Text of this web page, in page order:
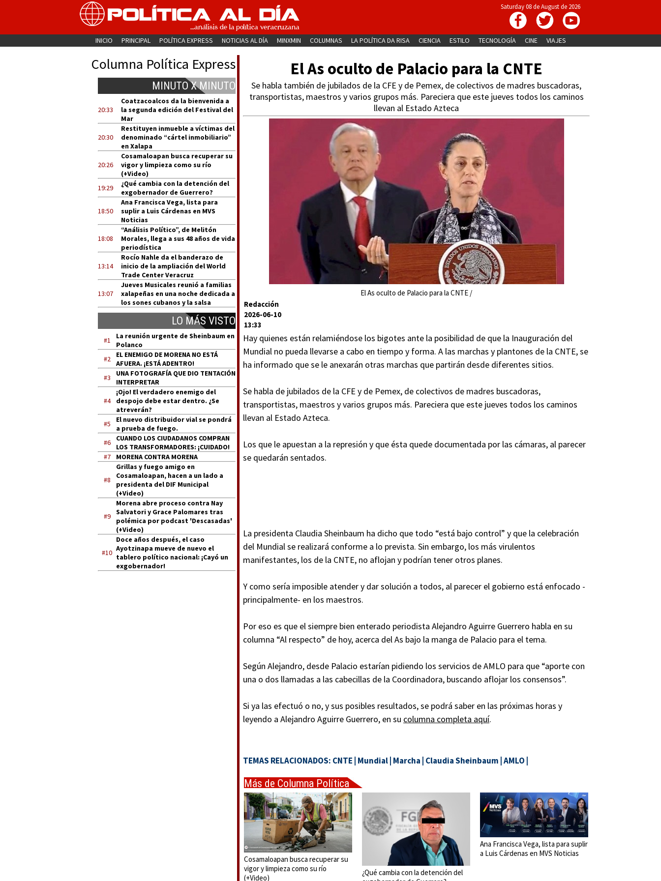
Saturday 08 de August de 2026
INICIO PRINCIPAL POLÍTICA EXPRESS NOTICIAS AL DÍA MINXMIN COLUMNAS LA POLÍTICA DA RISA CIENCIA ESTILO TECNOLOGÍA CINE VIAJES
Columna Política Express
MINUTO X MINUTO
20:33
Coatzacoalcos da la bienvenida a
la segunda edición del Festival del
Mar
20:30
Restituyen inmueble a víctimas del
denominado “cártel inmobiliario”
en Xalapa
20:26
Cosamaloapan busca recuperar su
vigor y limpieza como su río
(+Video)
19:29
¿Qué cambia con la detención del
exgobernador de Guerrero?
18:50
Ana Francisca Vega, lista para
suplir a Luis Cárdenas en MVS
Noticias
18:08
“Análisis Político”, de Melitón
Morales, llega a sus 48 años de vida
periodística
13:14
Rocío Nahle da el banderazo de
inicio de la ampliación del World
Trade Center Veracruz
13:07
Jueves Musicales reunió a familias
xalapeñas en una noche dedicada a
los sones cubanos y la salsa
LO MÁS VISTO
#1
La reunión urgente de Sheinbaum en
Polanco
#2
EL ENEMIGO DE MORENA NO ESTÁ
AFUERA. ¡ESTÁ ADENTRO!
#3
UNA FOTOGRAFÍA QUE DIO TENTACIÓN
INTERPRETAR
#4
¡Ojo! El verdadero enemigo del
despojo debe estar dentro. ¿Se
atreverán?
#5
El nuevo distribuidor vial se pondrá
a prueba de fuego.
#6
CUANDO LOS CIUDADANOS COMPRAN
LOS TRANSFORMADORES: ¡CUIDADO!
#7
MORENA CONTRA MORENA
#8
Grillas y fuego amigo en
Cosamaloapan, hacen a un lado a
presidenta del DIF Municipal
(+Video)
#9
Morena abre proceso contra Nay
Salvatori y Grace Palomares tras
polémica por podcast 'Descasadas'
(+Video)
#10
Doce años después, el caso
Ayotzinapa mueve de nuevo el
tablero político nacional: ¡Cayó un
exgobernador!
El As oculto de Palacio para la CNTE
Se habla también de jubilados de la CFE y de Pemex, de colectivos de madres buscadoras,
transportistas, maestros y varios grupos más. Pareciera que este jueves todos los caminos
llevan al Estado Azteca
El As oculto de Palacio para la CNTE /
Redacción
2026-06-10
13:33
Hay quienes están relamiéndose los bigotes ante la posibilidad de que la Inauguración del
Mundial no pueda llevarse a cabo en tiempo y forma. A las marchas y plantones de la CNTE, se
ha informado que se le anexarán otras marchas que partirán desde diferentes sitios.
Se habla de jubilados de la CFE y de Pemex, de colectivos de madres buscadoras,
transportistas, maestros y varios grupos más. Pareciera que este jueves todos los caminos
llevan al Estado Azteca.
Los que le apuestan a la represión y que ésta quede documentada por las cámaras, al parecer
se quedarán sentados.
La presidenta Claudia Sheinbaum ha dicho que todo “está bajo control” y que la celebración
del Mundial se realizará conforme a lo prevista. Sin embargo, los más virulentos
manifestantes, los de la CNTE, no aflojan y podrían tener otros planes.
Y como sería imposible atender y dar solución a todos, al parecer el gobierno está enfocado -
principalmente- en los maestros.
Por eso es que el siempre bien enterado periodista Alejandro Aguirre Guerrero habla en su
columna “Al respecto” de hoy, acerca del As bajo la manga de Palacio para el tema.
Según Alejandro, desde Palacio estarían pidiendo los servicios de AMLO para que “aporte con
una o dos llamadas a las cabecillas de la Coordinadora, buscando aflojar los consensos”.
Si ya las efectuó o no, y sus posibles resultados, se podrá saber en las próximas horas y
leyendo a Alejandro Aguirre Guerrero, en su columna completa aquí.
TEMAS RELACIONADOS: CNTE Mundial Marcha Claudia Sheinbaum AMLO
Más de Columna Política
Express
Cosamaloapan busca recuperar su
vigor y limpieza como su río
(+Video)
¿Qué cambia con la detención del
Ana Francisca Vega, lista para suplir
a Luis Cárdenas en MVS Noticias